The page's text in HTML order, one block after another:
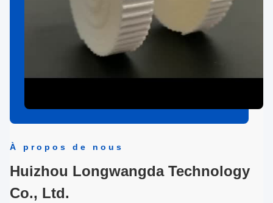
À propos de nous
Huizhou Longwangda Technology
Co., Ltd.